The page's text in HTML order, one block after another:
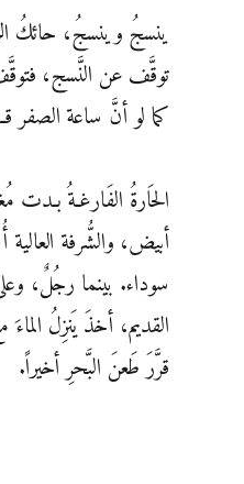
ينسجُ وينسجُ، حائكُ
توقَّف عن النَّسج،
كما لو أنَّ ساعة الصفر
الحَارةُ الفَارغـةُ بـدت
أبيض، والشُّرفة
سوداء. بينما رجُلٌ،
القديم، أخذَ يَنزِلُ
قرَّرَ طَعنَ البَّحرِ أخيراً.